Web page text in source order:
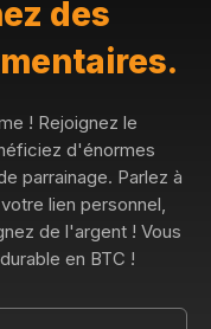
des
! Rejoignez le
d'énormes
parrainage. Parlez à
lien personnel,
de l'argent ! Vous
en BTC !